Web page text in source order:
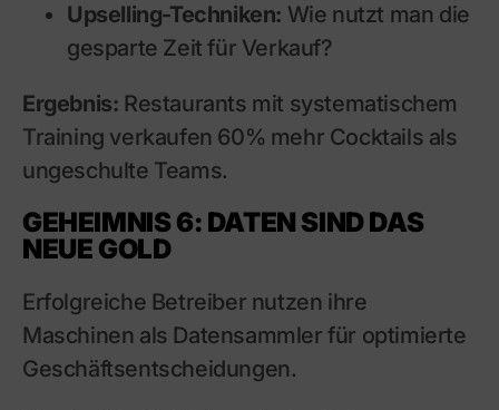
Upselling-Techniken: Wie nutzt man die
gesparte Zeit für Verkauf?
Ergebnis: Restaurants mit systematischem
Training verkaufen 60% mehr Cocktails als
ungeschulte Teams.
GEHEIMNIS 6: DATEN SIND DAS
NEUE GOLD
Erfolgreiche Betreiber nutzen ihre
Maschinen als Datensammler für optimierte
Geschäftsentscheidungen.